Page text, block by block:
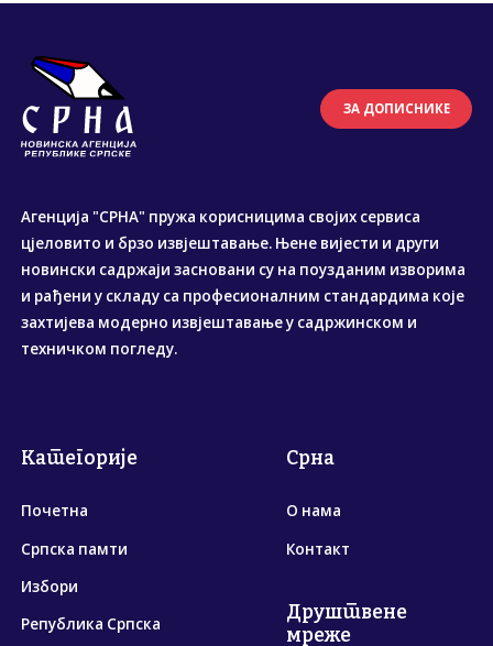
ЗА ДОПИСНИКЕ
Агенција "СРНА" пружа корисницима својих сервиса
цјеловито и брзо извјештавање. Њене вијести и други
новински садржаји засновани су на поузданим изворима
и рађени у складу са професионалним стандардима које
захтијева модерно извјештавање у садржинском и
техничком погледу.
Категорије
Почетна
Српска памти
Избори
Република Српска
Срна
О нама
Контакт
Друштвене
мреже